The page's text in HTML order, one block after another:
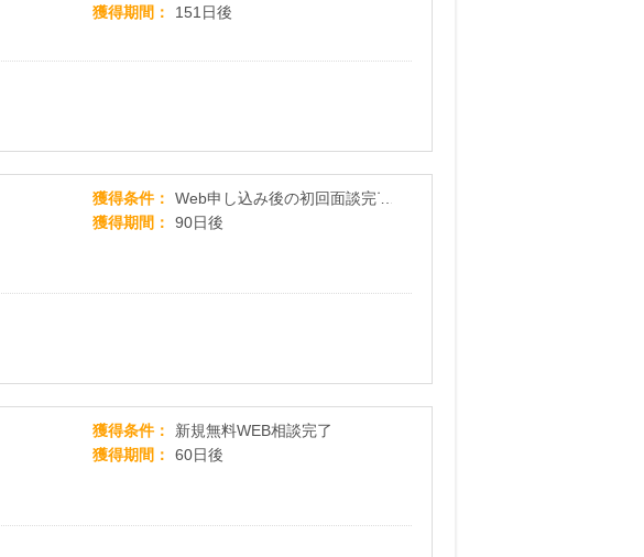
了
獲得期間 151日後
獲得条件
Web申し込み後の初回面談完了
獲得期間
90日後
獲得条件
新規無料WEB相談完了
獲得期間
60日後